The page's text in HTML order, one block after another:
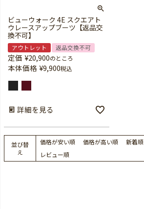
ビューウォーク 4E スクエアト
ウレースアップブーツ【返品交
換不可】
アウトレット 返品交換不可
定価 ¥20,900のところ
本体価格 ¥9,900税込
詳細を見る
並び替
え
価格が安い順 価格が高い順 新着順
レビュー順